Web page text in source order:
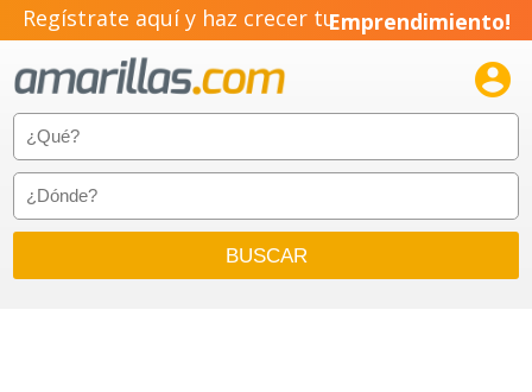
Regístrate aquí y haz crecer tuEmprendimiento!
